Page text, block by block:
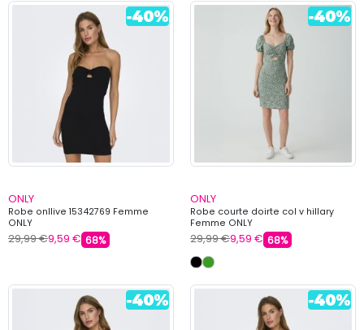
ONLY
Robe onllive 15342769 Femme
ONLY
29,99 €9,59 € 68%
ONLY
Robe courte doirte col v hillary
Femme ONLY
29,99 €9,59 € 68%